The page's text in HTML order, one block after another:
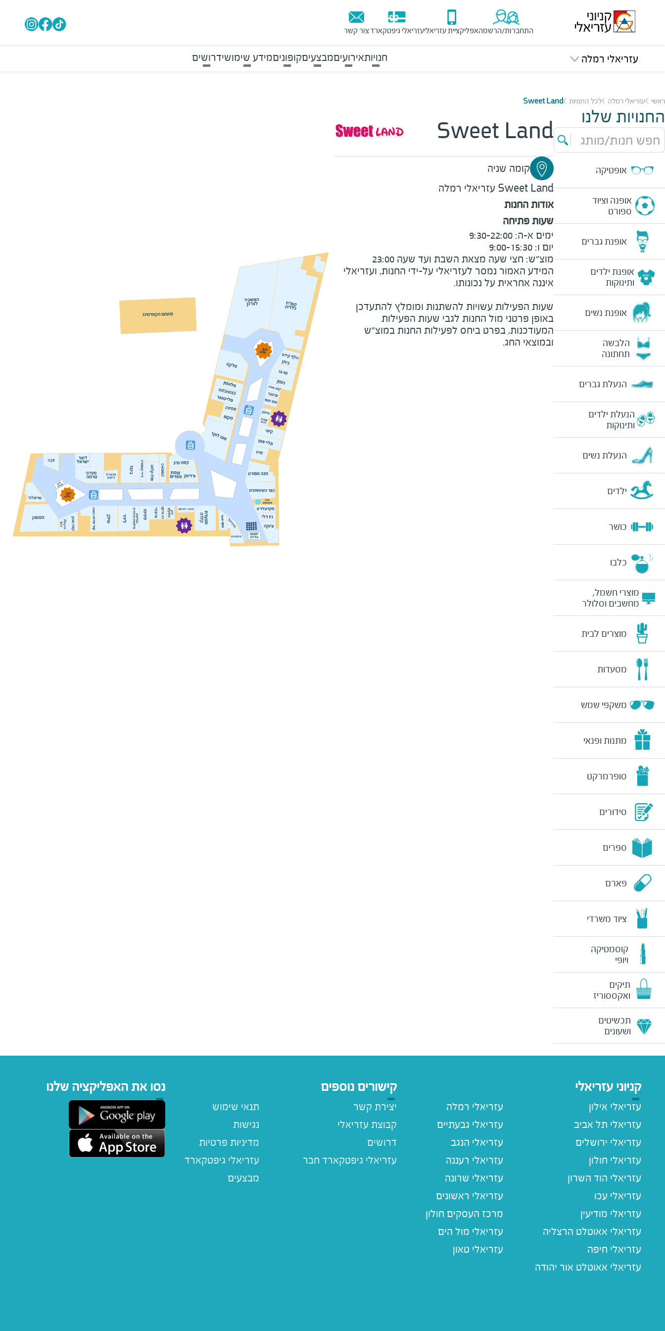
התחברות/הרשמהאפליקציית עזריאליעזריאלי גיפטקארדצור קשר
עזריאלי רמלה חנויותאירועיםמבצעיםקופוניםמידע שימושידרושים
ראשי עזריאלי רמלה לכל החנויות Sweet Land
החנויות שלנו
חפש חנות/מותג
אופטיקה
אופנה וציוד
ספורט
אופנת גברים
אופנת ילדים
ותינוקות
אופנת נשים
הלבשה
תחתונה
הנעלת גברים
הנעלת ילדים
ותינוקות
הנעלת נשים
ילדים
כושר
כלבו
מוצרי חשמל,
מחשבים וסלולר
מוצרים לבית
מסעדות
משקפי שמש
מתנות ופנאי
סופרמרקט
סידורים
ספרים
פארם
ציוד משרדי
קוסמטיקה
ויופי
תיקים
ואקססוריז
תכשיטים
ושעונים
Sweet Land
קומה שניה
Sweet Land עזריאלי רמלה
אודות החנות
שעות פתיחה
מוצ״ש: חצי שעה מצאת השבת ועד שעה 23:00
המידע האמור נמסר לעזריאלי על-ידי החנות, ועזריאלי
שעות הפעילות עשויות להשתנות ומומלץ להתעדכן
באופן פרטני מול החנות לגבי שעות הפעילות
המעודכנות, בפרט ביחס לפעילות החנות במוצ"ש
ובמוצאי החג.
קניוני עזריאלי
עזריאלי אילון
עזריאלי תל אביב
עזריאלי ירושלים
עזריאלי חולון
עזריאלי הוד השרון
עזריאלי עכו
עזריאלי מודיעין
עזריאלי אאוטלט הרצליה
עזריאלי חיפה
עזריאלי אאוטלט אור יהודה
עזריאלי רמלה
עזריאלי גבעתיים
עזריאלי הנגב
עזריאלי רעננה
עזריאלי שרונה
עזריאלי ראשונים
מרכז העסקים חולון
עזריאלי מול הים
עזריאלי טאון
קישורים נוספים
תנאי שימוש
נגישות
מדיניות פרטיות
עזריאלי גיפטקארד
מבצעים
יצירת קשר
קבוצת עזריאלי
דרושים
נסו את האפליקציה שלנו